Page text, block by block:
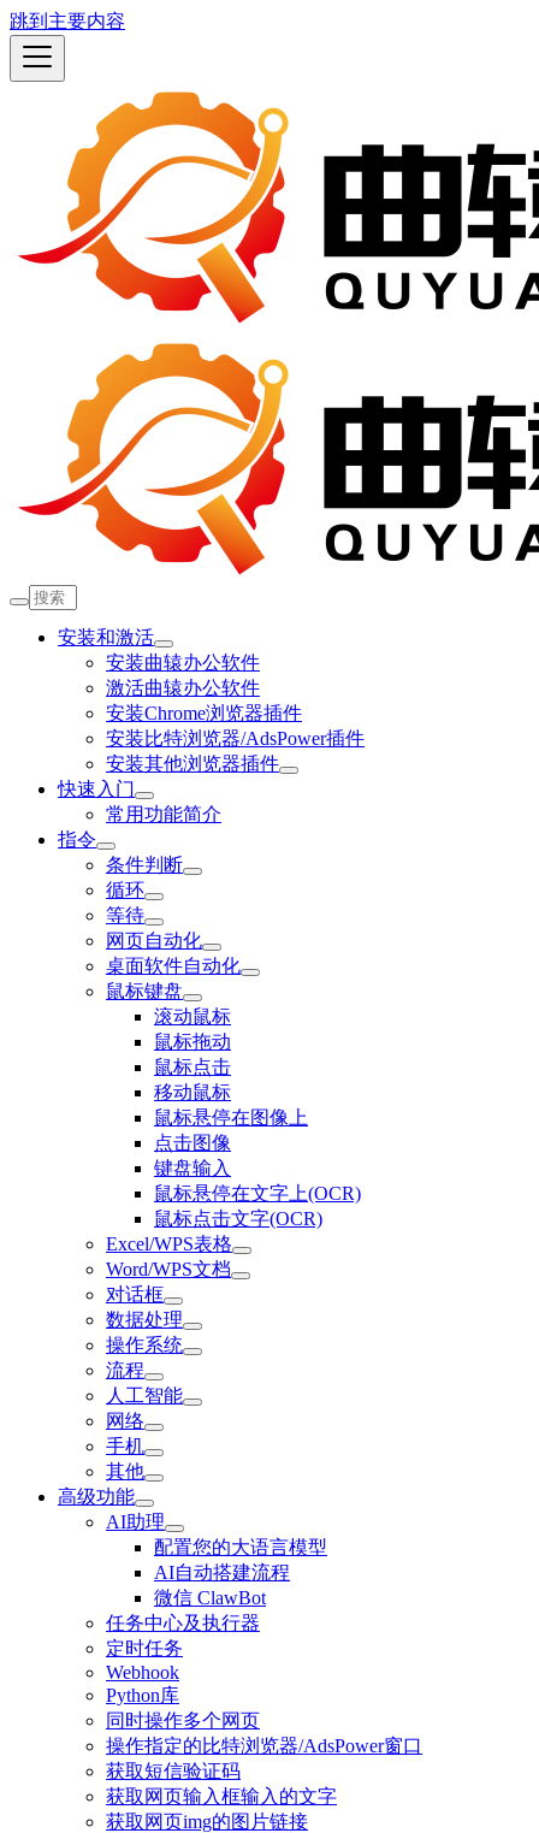
跳到主要内容
安装和激活
安装曲辕办公软件
激活曲辕办公软件
安装Chrome浏览器插件
安装比特浏览器/AdsPower插件
安装其他浏览器插件
快速入门
常用功能简介
指令
条件判断
循环
等待
网页自动化
桌面软件自动化
鼠标键盘
滚动鼠标
鼠标拖动
鼠标点击
移动鼠标
鼠标悬停在图像上
点击图像
键盘输入
鼠标悬停在文字上(OCR)
鼠标点击文字(OCR)
Excel/WPS表格
Word/WPS文档
对话框
数据处理
操作系统
流程
人工智能
网络
手机
其他
高级功能
AI助理
配置您的大语言模型
AI自动搭建流程
微信 ClawBot
任务中心及执行器
定时任务
Webhook
Python库
同时操作多个网页
操作指定的比特浏览器/AdsPower窗口
获取短信验证码
获取网页输入框输入的文字
获取网页img的图片链接